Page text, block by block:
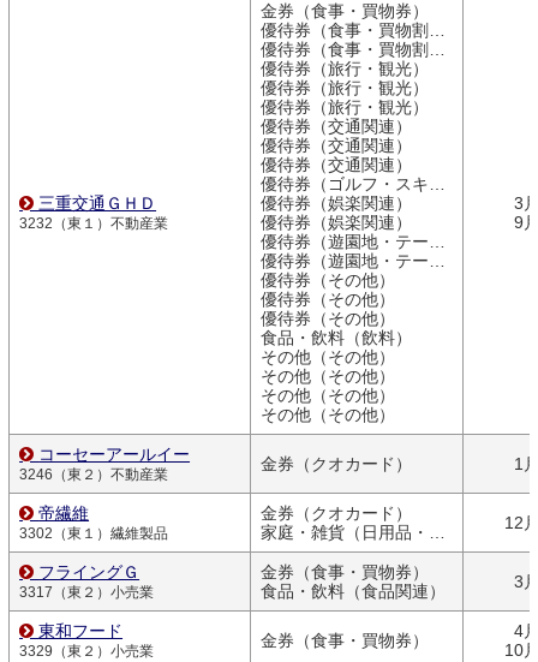
三重交通ＧＨＤ
3232（東１）不動産業
金券（食事・買物券）
優待券（食事・買物割引券）
優待券（食事・買物割引券）
優待券（旅行・観光）
優待券（旅行・観光）
優待券（旅行・観光）
優待券（交通関連）
優待券（交通関連）
優待券（交通関連）
優待券（ゴルフ・スキー）
優待券（娯楽関連）
優待券（娯楽関連）
優待券（遊園地・テーマパーク）
優待券（遊園地・テーマパーク）
優待券（その他）
優待券（その他）
優待券（その他）
食品・飲料（飲料）
その他（その他）
その他（その他）
その他（その他）
その他（その他）
3
9
コーセーアールイー
3246（東２）不動産業
金券（クオカード） 1
帝繊維
3302（東１）繊維製品
金券（クオカード）
家庭・雑貨（日用品・文房具）
12
フライングＧ
3317（東２）小売業
金券（食事・買物券）
食品・飲料（食品関連）
3
東和フード
3329（東２）小売業
金券（食事・買物券）
4
10